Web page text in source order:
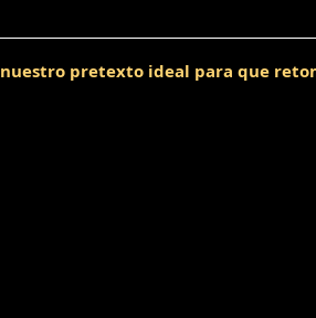
nuestro pretexto ideal para que